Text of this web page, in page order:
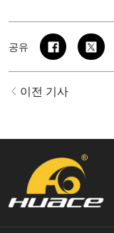
공유
이전 기사